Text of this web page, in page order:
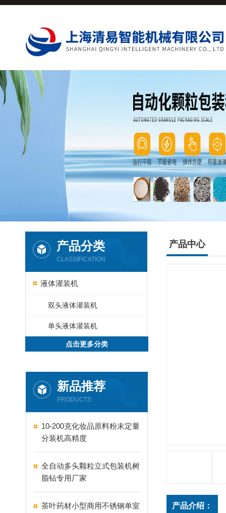
产品分类
CLASSIFICATION
液体灌装机
双头液体灌装机
单头液体灌装机
点击更多分类
新品推荐
PRODUCTS
10-200克化妆品原料粉末定量
分装机高精度
全自动多头颗粒立式包装机树
脂钻专用厂家
茶叶药材小型商用不锈钢单室
产品中心
产品介绍：